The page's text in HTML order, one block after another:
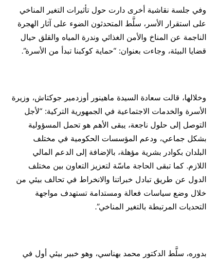
وفي جلسة نقاشية أخرى دارت حول تأثيرات التغير المناخي
على استقرار الأسر، سلَّط المتحدثون الضوء على آثار الهجرة
الناجمة عن المناخ والأمن الغذائي وندرة المياه والقلق حيال
قضايا البيئة، وجاءت بعنوان: “حماية كوكبنا تبدأ من الأسرة”.
وخلالها، قالت سعادة السيدة ماهينور أوزدمير جوكتاش، وزيرة
الأسرة والخدمات الاجتماعية في الجمهورية التركية: “لأجل
التوصل إلى حلول ناجعة، يبقى الأهم هو تحمل المسؤولية
بشكل جماعي، ودعم المؤسسات الحكومية في مختلف
البلدان بكوادر بشرية مؤهلة، بالإضافة إلى الدعم المالي
اللازم. كما تبقى الحاجة ماسّة لتعزيز التعاون بين مختلف
الدول عن طريق تبادل خبراتنا والانخراط في تحالف بيئي من
خلال وضع سياسات فعالة ومستدامة تستهدف مواجهة
التحديات المرتبطة بالتغير المناخي”.
بدوره، سلَّط الدكتور محمد بهناسي، وهو خبير بيئي أول في